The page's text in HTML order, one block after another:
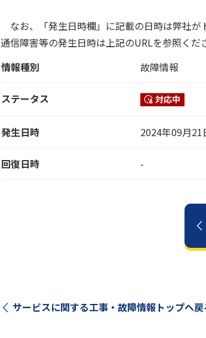
なお、「発生日時欄」に記載の日時は弊社が
通信障害等の発生日時は上記のURLを参照くだ
情報種別
故障情報
ステータス 対応中
発生日時 2024年09月
回復日時 -
サービスに関する工事・故障情報トップへ戻